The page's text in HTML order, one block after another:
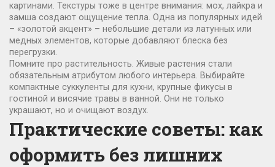
картинами. Текстуры тоже в центре внимания: мох, лайкра и
замша создают ощущение тепла. Одна из популярных идей
– «золотой акцент» – небольшие детали из латунных или
медных элементов, которые добавляют блеска без
перегрузки.
Помните про растительность. Живые растения стали
обязательным атрибутом любого интерьера. Выбирайте
компактные суккуленты для кухни, крупные фикусы в
гостиной и висячие травы в ванной. Они не только
украшают, но и очищают воздух.
Практические советы: как
оформить без лишних